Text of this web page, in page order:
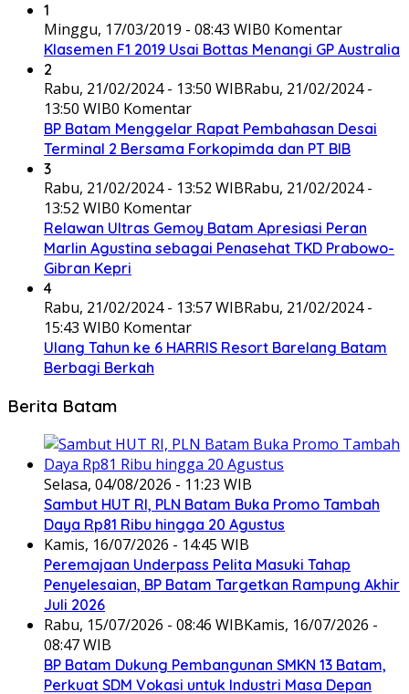
1
Minggu, 17/03/2019 - 08:43 WIB0 Komentar
Klasemen F1 2019 Usai Bottas Menangi GP Australia
2
Rabu, 21/02/2024 - 13:50 WIBRabu, 21/02/2024 -
13:50 WIB0 Komentar
BP Batam Menggelar Rapat Pembahasan Desai
Terminal 2 Bersama Forkopimda dan PT BIB
3
Rabu, 21/02/2024 - 13:52 WIBRabu, 21/02/2024 -
13:52 WIB0 Komentar
Relawan Ultras Gemoy Batam Apresiasi Peran
Marlin Agustina sebagai Penasehat TKD Prabowo-
Gibran Kepri
4
Rabu, 21/02/2024 - 13:57 WIBRabu, 21/02/2024 -
15:43 WIB0 Komentar
Ulang Tahun ke 6 HARRIS Resort Barelang Batam
Berbagi Berkah
Berita Batam
Selasa, 04/08/2026 - 11:23 WIB
Sambut HUT RI, PLN Batam Buka Promo Tambah
Daya Rp81 Ribu hingga 20 Agustus
Kamis, 16/07/2026 - 14:45 WIB
Peremajaan Underpass Pelita Masuki Tahap
Penyelesaian, BP Batam Targetkan Rampung Akhir
Juli 2026
Rabu, 15/07/2026 - 08:46 WIBKamis, 16/07/2026 -
08:47 WIB
BP Batam Dukung Pembangunan SMKN 13 Batam,
Perkuat SDM Vokasi untuk Industri Masa Depan